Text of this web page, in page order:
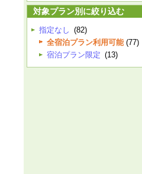
対象プラン別に絞り込む
指定なし (82)
全宿泊プラン利用可能 (77)
宿泊プラン限定 (13)